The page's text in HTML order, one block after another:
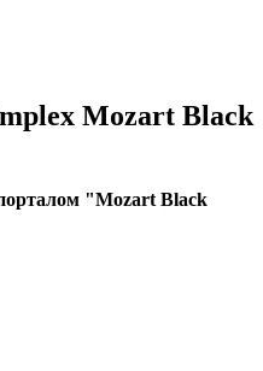
Mozart Black
"Mozart Black